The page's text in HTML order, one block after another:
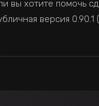
хотите помочь
версия 0.90.1